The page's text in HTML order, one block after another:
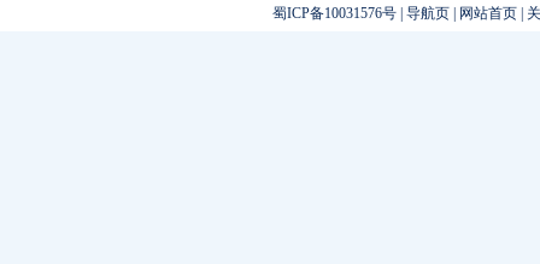
蜀ICP备10031576号 导航页 网站首页